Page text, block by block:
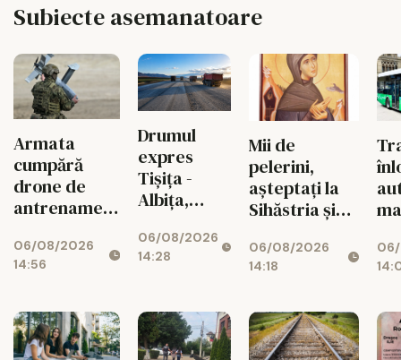
Subiecte asemanatoare
Armata
cumpără
drone de
antrenament
militarii
ieșeni
06/08/2026
14:56
Drumul
expres
Tișița -
Albița,
explozia
costurilor!
06/08/2026
14:28
Mii de
pelerini,
așteptați la
Sihăstria și
06/08/2026
14:18